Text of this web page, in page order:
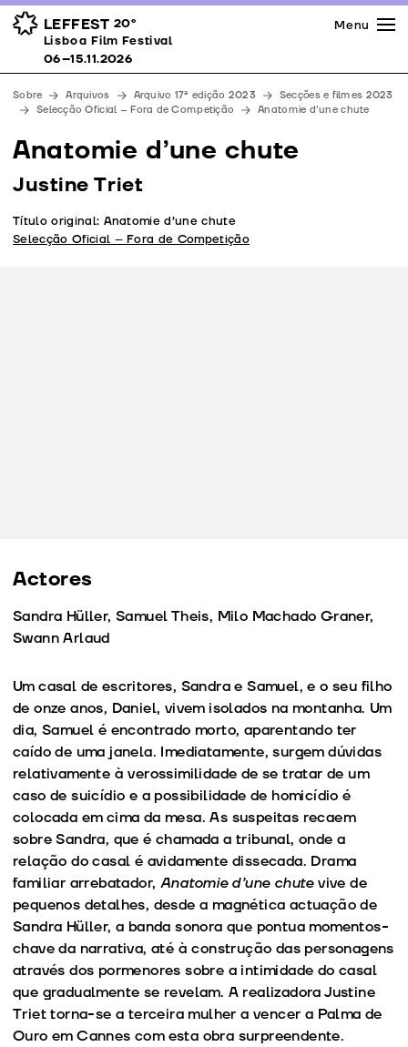
LEFFEST 20º
Lisboa Film Festival 06–15.11.2026
Prémios
Espaços
Apoios
Equipa
Downloads
Contactos
Menu
Lisboa Film Festival
06–15.11.2026
Sobre Arquivos Arquivo 17ª edição 2023
Secções e filmes 2023
Selecção Oficial – Fora de Competição
Anatomie d’une chute
Anatomie d’une chute
Justine Triet
Título original: Anatomie d’une chute
Selecção Oficial – Fora de Competição
Actores
Sandra Hüller, Samuel Theis, Milo Machado Graner,
Swann Arlaud
Um casal de escritores, Sandra e Samuel, e o seu filho
de onze anos, Daniel, vivem isolados na montanha. Um
dia, Samuel é encontrado morto, aparentando ter
caído de uma janela. Imediatamente, surgem dúvidas
relativamente à verossimilidade de se tratar de um
caso de suicídio e a possibilidade de homicídio é
colocada em cima da mesa. As suspeitas recaem
sobre Sandra, que é chamada a tribunal, onde a
relação do casal é avidamente dissecada. Drama
familiar arrebatador, Anatomie d’une chutevive de
pequenos detalhes, desde a magnética actuação de
Sandra Hüller, a banda sonora que pontua momentos-
chave da narrativa, até à construção das personagens
através dos pormenores sobre a intimidade do casal
que gradualmente se revelam. A realizadora Justine
Triet torna-se a terceira mulher a vencer a Palma de
Ouro em Cannes com esta obra surpreendente.